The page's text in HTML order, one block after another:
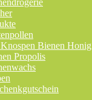
Bienen Honig
Propolis